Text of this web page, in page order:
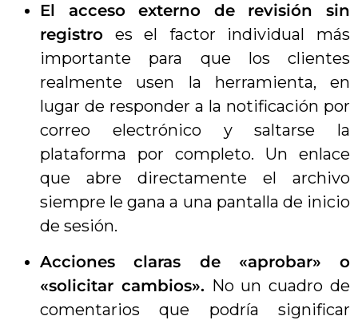
El acceso externo de revisión sin
registro es el factor individual más
importante para que los clientes
realmente usen la herramienta, en
lugar de responder a la notificación por
correo electrónico y saltarse la
plataforma por completo. Un enlace
que abre directamente el archivo
siempre le gana a una pantalla de inicio
de sesión.
Acciones claras de «aprobar» o
«solicitar cambios». No un cuadro de
comentarios que podría significar